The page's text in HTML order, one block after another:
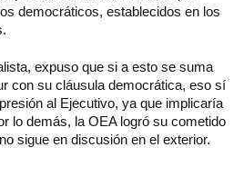
democráticos, establecidos en los
expuso que si a esto se suma
con su cláusula democrática, eso sí
al Ejecutivo, ya que implicaría
lo demás, la OEA logró su cometido
sigue en discusión en el exterior.